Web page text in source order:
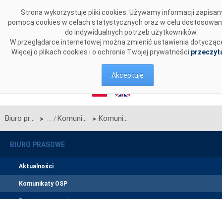
Strona wykorzystuje pliki cookies. Używamy informacji
pomocą cookies w celach statystycznych oraz w celu
do indywidualnych potrzeb użytkowników.
W przeglądarce internetowej można zmienić ustawienia
Więcej o plikach cookies i o ochronie Twojej prywatności
Akceptuję
Biuro prasowe > Komunikaty OSP > Komunikat OSP w sprawie rozpoczęcia procesu jednostronnego przetargu miesięcznego na luty 2026 r. na zdolności przesyłowe połączenia promieniowego, będącego połączeniem międzysystemowym PSE S.A. i NEK UKRENERGO
BIURO PRASOWE
Aktualności
Komunikaty OSP